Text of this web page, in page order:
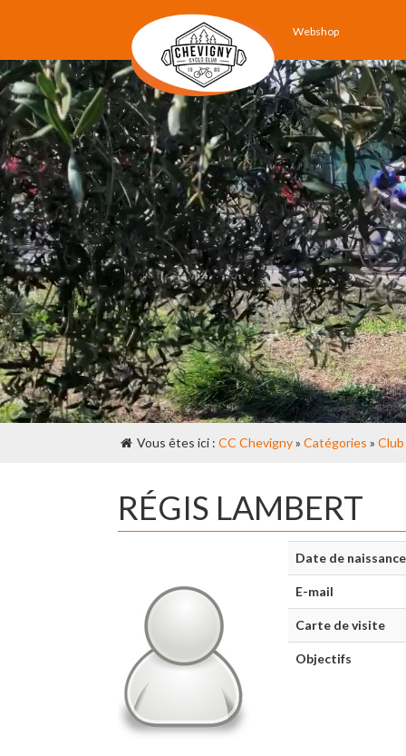
Webshop
Vous êtes ici : CC Chevigny» Catégories » Club
RÉGIS LAMBERT
Date de naissance
E-mail
Carte de visite
Objectifs